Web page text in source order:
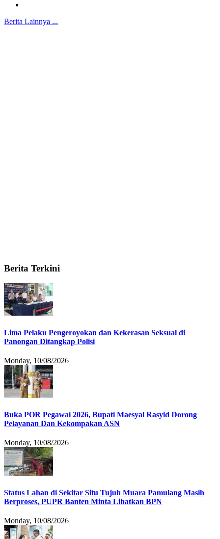
Berita Lainnya ...
Berita Terkini
Lima Pelaku Pengeroyokan dan Kekerasan Seksual di
Panongan Ditangkap Polisi
Monday, 10/08/2026
Buka POR Pegawai 2026, Bupati Maesyal Rasyid Dorong
Pelayanan Dan Kekompakan ASN
Monday, 10/08/2026
Status Lahan di Sekitar Situ Tujuh Muara Pamulang Masih
Berproses, PUPR Banten Minta Libatkan BPN
Monday, 10/08/2026